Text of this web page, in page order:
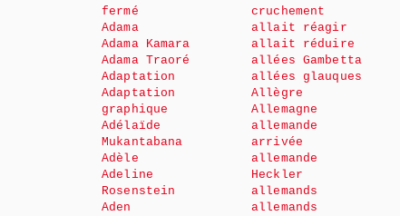
fermé
Adama
Adama Kamara
Adama Traoré
Adaptation
Adaptation
graphique
Adélaïde
Mukantabana
Adèle
Adeline
Rosenstein
Aden
cruchement
allait réagir
allait réduire
allées Gambetta
allées glauques
Allègre
Allemagne
allemande
arrivée
allemande
Heckler
allemands
allemands